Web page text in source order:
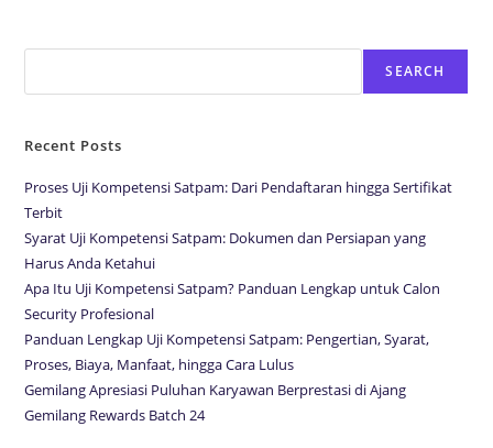
SEARCH
Recent Posts
Proses Uji Kompetensi Satpam: Dari Pendaftaran hingga Sertifikat
Terbit
Syarat Uji Kompetensi Satpam: Dokumen dan Persiapan yang
Harus Anda Ketahui
Apa Itu Uji Kompetensi Satpam? Panduan Lengkap untuk Calon
Security Profesional
Panduan Lengkap Uji Kompetensi Satpam: Pengertian, Syarat,
Proses, Biaya, Manfaat, hingga Cara Lulus
Gemilang Apresiasi Puluhan Karyawan Berprestasi di Ajang
Gemilang Rewards Batch 24